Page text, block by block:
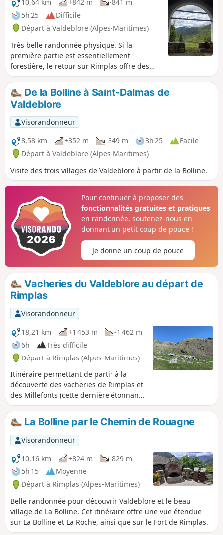
10,64 km +842 m
-841 m
5h 25
Difficile
Départ à Valdeblore (Alpes-Maritimes)
Très belle randonnée physique. Si la
première partie est essentiellement
forestière, le retour sur Rimplas offre des
vues magnifiques sur les massifs alpins et
sur la vallée de la Tinée. La Chapelle de
Saint-Donat est propice à un retour sur le
passé.
De la Bolline à Saint-Dalmas de
Valdeblore
Visorandonneur
8,58 km
+352 m -349 m 3h 25
Facile
Départ à Valdeblore (Alpes-Maritimes)
Visite des trois villages de Valdeblore à partir de la Bolline.
Pour continuer à proposer des
fonctionnalités gratuites et pratiques
en randonnée, soutenez-nous en
donnant un petit coup de pouce !
Je donne un coup de pouce
Vacheries du Valdeblore au départ de
Rimplas
Visorandonneur
18,21 km
+1 453 m
-1 462 m
6h
Très difficile
Départ à Rimplas (Alpes-Maritimes)
Itinéraire permettant de partir à la
découverte des vacheries de Rimplas et
des Millefonts (cette dernière étonnante
de par son emplacement). Le circuit
traverse des paysages variés allant des
forêts de conifères aux barres
rocheuses, en passant par des prairies
alpines et des cours d'eau et offre des
points de vue intéressants sur les
villages perchés de la vallée de la Tinée.
L'endroit est peu fréquenté des
randonneurs et on peut y croiser des
marmottes ou des chamois si on a de la
chance.
La Bolline par le Chemin de Rouagne
Visorandonneur
10,16 km
+824 m
-829 m
5h 15
Moyenne
Départ à Rimplas (Alpes-Maritimes)
Belle randonnée pour découvrir Valdeblore et le beau
village de La Bolline. Cet itinéraire offre une vue étendue
sur La Bolline et La Roche, ainsi que sur le Fort de Rimplas.